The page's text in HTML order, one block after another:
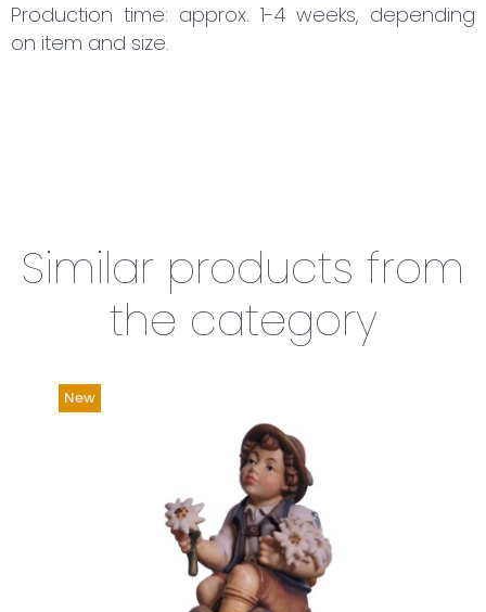
Production time: approx. 1-4 weeks, depending
on item and size.
Similar products from
the category
New